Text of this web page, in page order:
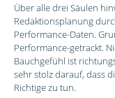
Über alle drei Säulen
Redaktionsplanung
Performance-Daten.
Performance-getrackt.
Bauchgefühl ist
sehr stolz darauf, dass
Richtige zu tun.